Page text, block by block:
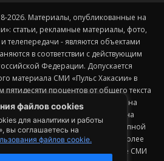
файлов cookies
для аналитики и работы
вы соглашаетесь на
файлов cookie.
2026. Материалы, опубликованные на
статьи, рекламные материалы, фото,
телепередачи - являются объектами
в соответствии с действующим
Федерации. Допускается
материала СМИ «Пульс Хакасии» в
процентов от общего текста
размещением гиперссылки на
материала. Гиперссылка должна
материала и быть доступной
системами. Заимствование более
опубликованного на сайте СМИ